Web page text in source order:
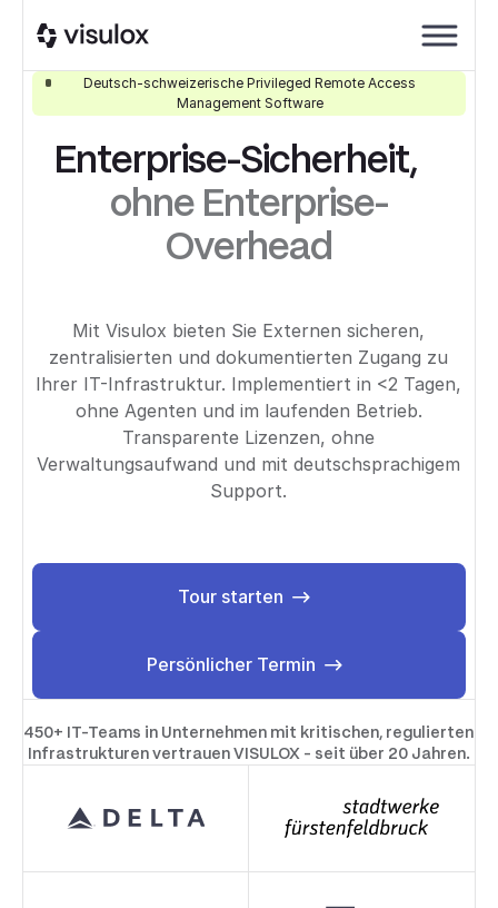
Deutsch-schweizerische Privileged Remote Access
Management Software
Enterprise-Sicherheit,
ohne Enterprise-
Overhead
Mit Visulox bieten Sie Externen sicheren,
zentralisierten und dokumentierten Zugang zu
Ihrer IT-Infrastruktur. Implementiert in <2 Tagen,
ohne Agenten und im laufenden Betrieb.
Transparente Lizenzen, ohne
Verwaltungsaufwand und mit deutschsprachigem
Support.
Tour starten
Tour starten
Persönlicher Termin
450+ IT-Teams in Unternehmen mit kritischen, regulierten
Infrastrukturen vertrauen VISULOX - seit über 20 Jahren.